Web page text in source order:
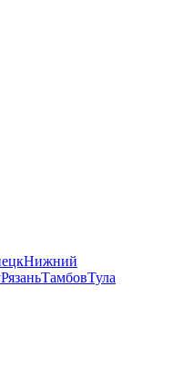
Нижний
РязаньТамбовТула